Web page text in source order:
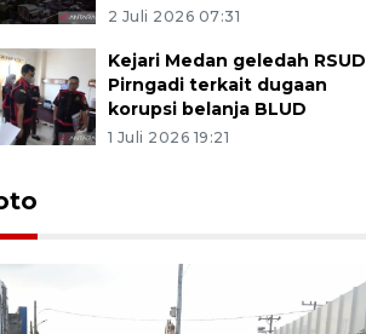
2 Juli 2026 07:31
Kejari Medan geledah RSUD
Pirngadi terkait dugaan
korupsi belanja BLUD
1 Juli 2026 19:21